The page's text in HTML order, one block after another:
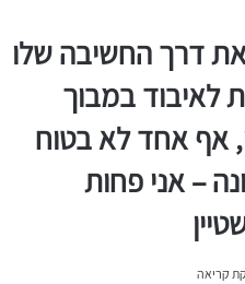
דרך החשיבה שלו
לאיבוד במבוך
אף אחד לא בטוח
– אני פחות
קריאה